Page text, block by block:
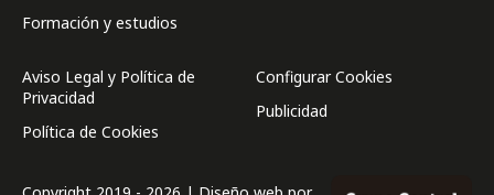
Formación y estudios
Aviso Legal y Política de
Privacidad
Política de Cookies
Configurar Cookies
Publicidad